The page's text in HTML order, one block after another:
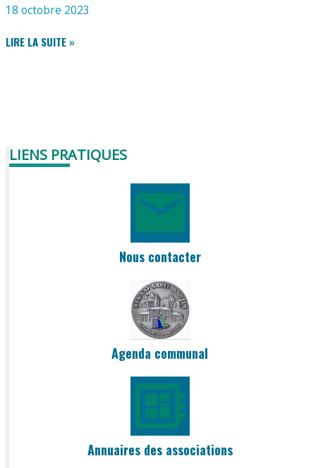
18 octobre 2023
L’ATELIER
LIRE LA SUITE »
LIENS PRATIQUES
Nous contacter
Agenda communal
Annuaires des associations